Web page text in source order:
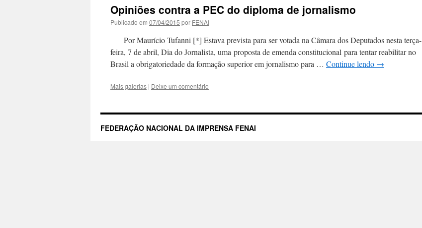
Opiniões contra a PEC do diploma de jornalismo
Publicado em 07/04/2015 por FENAI
Por Maurício Tufanni [*] Estava prevista para ser votada na Câmara dos Deputados nesta terça-
feira, 7 de abril, Dia do Jornalista, uma proposta de emenda constitucional para tentar reabilitar no
Brasil a obrigatoriedade da formação superior em jornalismo para … Continue lendo →
Mais galerias | Deixe um comentário
FEDERAÇÃO NACIONAL DA IMPRENSA FENAI